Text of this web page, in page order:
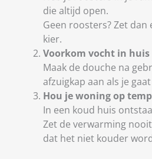
die altijd open.
Geen roosters? Zet
kier.
Voorkom vocht in huis
Maak de douche na
afzuigkap aan als je
Hou je woning op
In een koud huis
Zet de verwarming
dat het niet kouder